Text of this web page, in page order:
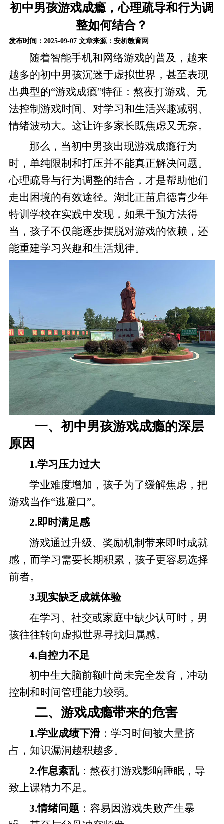
初中男孩游戏成瘾，心理疏导和行为调
整如何结合？
发布时间：2025-09-07 文章来源：安析教育网
随着智能手机和网络游戏的普及，越来
越多的初中男孩沉迷于虚拟世界，甚至表现
出典型的“游戏成瘾”特征：熬夜打游戏、无
法控制游戏时间、对学习和生活兴趣减弱、
情绪波动大。这让许多家长既焦虑又无奈。
那么，当初中男孩出现游戏成瘾行为
时，单纯限制和打压并不能真正解决问题。
心理疏导与行为调整的结合，才是帮助他们
走出困境的有效途径。湖北正苗启德青少年
特训学校在实践中发现，如果干预方法得
当，孩子不仅能逐步摆脱对游戏的依赖，还
能重建学习兴趣和生活规律。
一、初中男孩游戏成瘾的深层
原因
1.学习压力过大
学业难度增加，孩子为了缓解焦虑，把
游戏当作“逃避口”。
2.即时满足感
游戏通过升级、奖励机制带来即时成就
感，而学习需要长期积累，孩子更容易选择
前者。
3.现实缺乏成就体验
在学习、社交或家庭中缺少认可时，男
孩往往转向虚拟世界寻找归属感。
4.自控力不足
初中生大脑前额叶尚未完全发育，冲动
控制和时间管理能力较弱。
二、游戏成瘾带来的危害
1.学业成绩下滑 ：学习时间被大量挤
占，知识漏洞越积越多。
2.作息紊乱：熬夜打游戏影响睡眠，导
致上课精力不足。
3.情绪问题 ：容易因游戏失败产生暴